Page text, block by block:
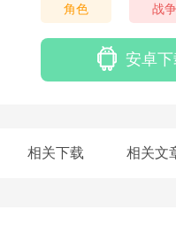
角色 战争
安卓
相关下载 相关文